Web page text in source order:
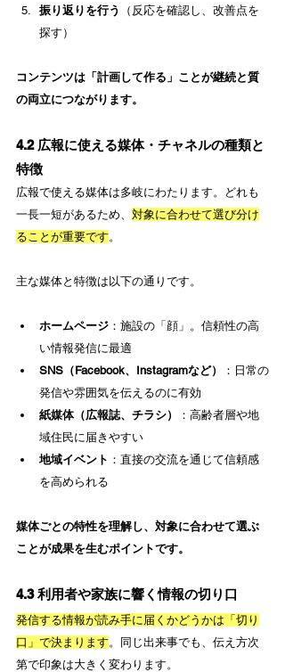
振り返りを行う
（反応を確認し、改善点を
探す）
コンテンツは「計画して作る」ことが継続と質
の両立につながります。
4.2 広報に使える媒体・チャネルの種類と
特徴
広報で使える媒体は多岐にわたります。どれも
一長一短があるため、 対象に合わせて選び分け
ることが重要です。
主な媒体と特徴は以下の通りです。
ホームページ ：施設の「顔」。信頼性の高
い情報発信に最適
SNS（Facebook、Instagramなど）
：日常の
発信や雰囲気を伝えるのに有効
紙媒体（広報誌、チラシ）
：高齢者層や地
域住民に届きやすい
地域イベント ：直接の交流を通じて信頼感
を高められる
媒体ごとの特性を理解し、対象に合わせて選ぶ
ことが成果を生むポイントです。
4.3 利用者や家族に響く情報の切り口
発信する情報が読み手に届くかどうかは「切り
口」で決まります。同じ出来事でも、伝え方次
第で印象は大きく変わります。